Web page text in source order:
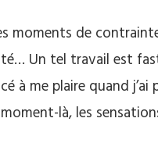
moments de
Un tel travail est
à me plaire quand
là, les